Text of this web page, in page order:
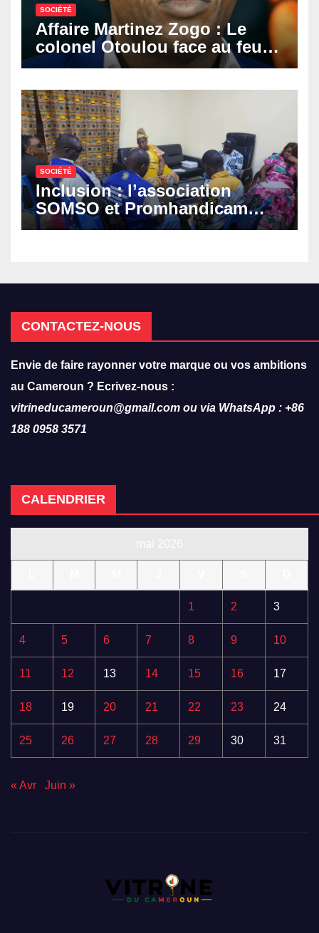
SOCIÉTÉ
Affaire Martinez Zogo : Le
colonel Otoulou face au feu
croisé des avocats de la
SOCIÉTÉ
Inclusion : l’association
SOMSO et Promhandicam
militent en faveur d’une
CONTACTEZ-NOUS
Envie de faire rayonner votre marque ou vos ambitions
au Cameroun ? Ecrivez-nous :
vitrineducameroun@gmail.com ou via WhatsApp : +86
188 0958 3571
CALENDRIER
1 2 3
4 5 6 7 8 9 10
11 12 13 14 15 16 17
18 19 20 21 22 23 24
25 26 27 28 29 30 31
« Avr Juin »